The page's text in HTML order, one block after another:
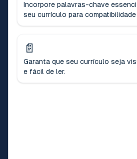
Incorpore palavras-chave
seu currículo para compatibilidade
📄
Garanta que seu currículo seja
e fácil de ler.